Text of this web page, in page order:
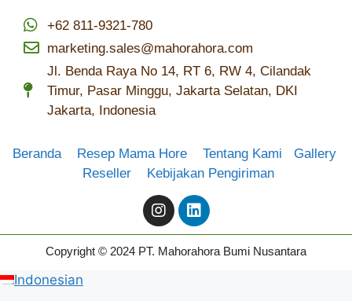
+62 811-9321-780
marketing.sales@mahorahora.com
Jl. Benda Raya No 14, RT 6, RW 4, Cilandak
Timur, Pasar Minggu, Jakarta Selatan, DKI
Jakarta, Indonesia
Beranda Resep Mama Hore Tentang Kami
Gallery
Reseller
Kebijakan Pengiriman
Copyright © 2024 PT. Mahorahora Bumi Nusantara
Indonesian